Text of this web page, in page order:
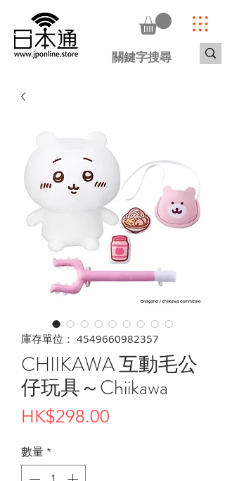
庫存單位： 4549660982357
CHIIKAWA 互動毛公
仔玩具～Chiikawa
HK$298.00
數量 *